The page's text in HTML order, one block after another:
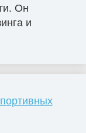
Он
и